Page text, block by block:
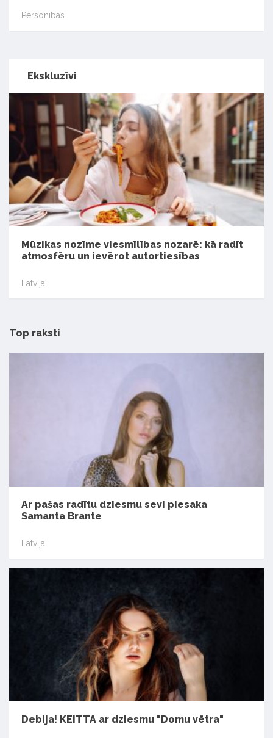
Personības
Ekskluzīvi
Mūzikas nozīme viesmīlības nozarē: kā radīt
atmosfēru un ievērot autortiesības
Latvijā
Top raksti
Ar pašas radītu dziesmu sevi piesaka
Samanta Brante
Latvijā
Debija! KEITTA ar dziesmu "Domu vētra"